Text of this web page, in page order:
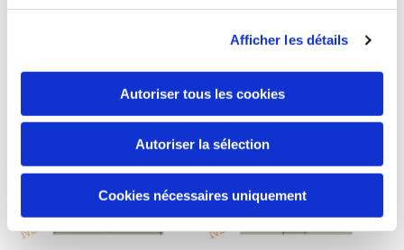
Afficher les détails
Autoriser tous les cookies
Autoriser la sélection
Cookies nécessaires uniquement